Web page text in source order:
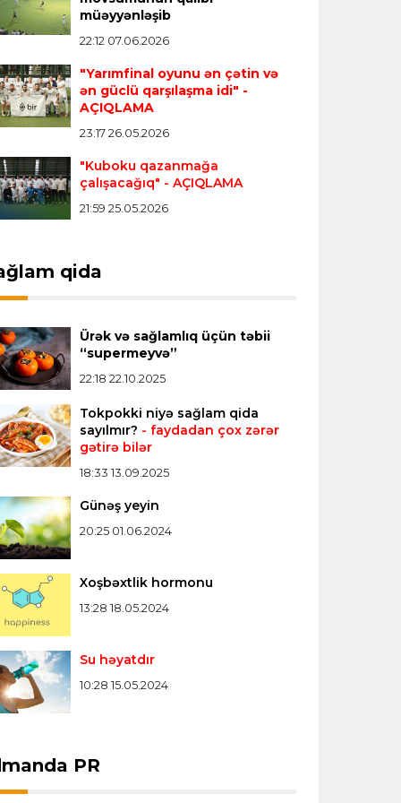
"Real Madrid"lə bağlı bütün
sildi- FOTO
liqası 23:13 05.08.2026
Danimarkadan məğlubiyyətlə
çempionatı 23:11 05.08.2026
yaxındır
xəbərlər >>>
müəyyənləşib
22:12 07.06.2026
"Yarımfinal oyunu ən çətin və
ən güclü qarşılaşma idi" -
AÇIQLAMA
23:17 26.05.2026
"Kuboku qazanmağa
çalışacağıq" - AÇIQLAMA
21:59 25.05.2026
qida
Ürək və sağlamlıq üçün təbii
“supermeyvə”
22:18 22.10.2025
Tokpokki niyə sağlam qida
sayılmır? - faydadan çox zərər
gətirə bilər
18:33 13.09.2025
Günəş yeyin
20:25 01.06.2024
Xoşbəxtlik hormonu
13:28 18.05.2024
Su həyatdır
10:28 15.05.2024
PR